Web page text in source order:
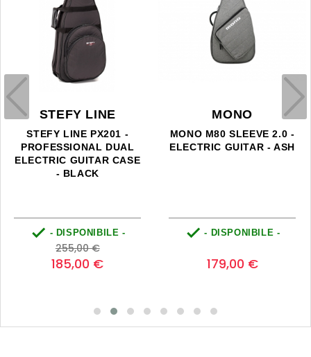
STEFY LINE
STEFY LINE PX201 -
PROFESSIONAL DUAL
ELECTRIC GUITAR CASE
- BLACK
 - DISPONIBILE -
Prezzo
base
255,00 €Prezzo
185,00 €
MONO
MONO M80 SLEEVE 2.0 -
ELECTRIC GUITAR - ASH
 - DISPONIBILE -
179,00 €